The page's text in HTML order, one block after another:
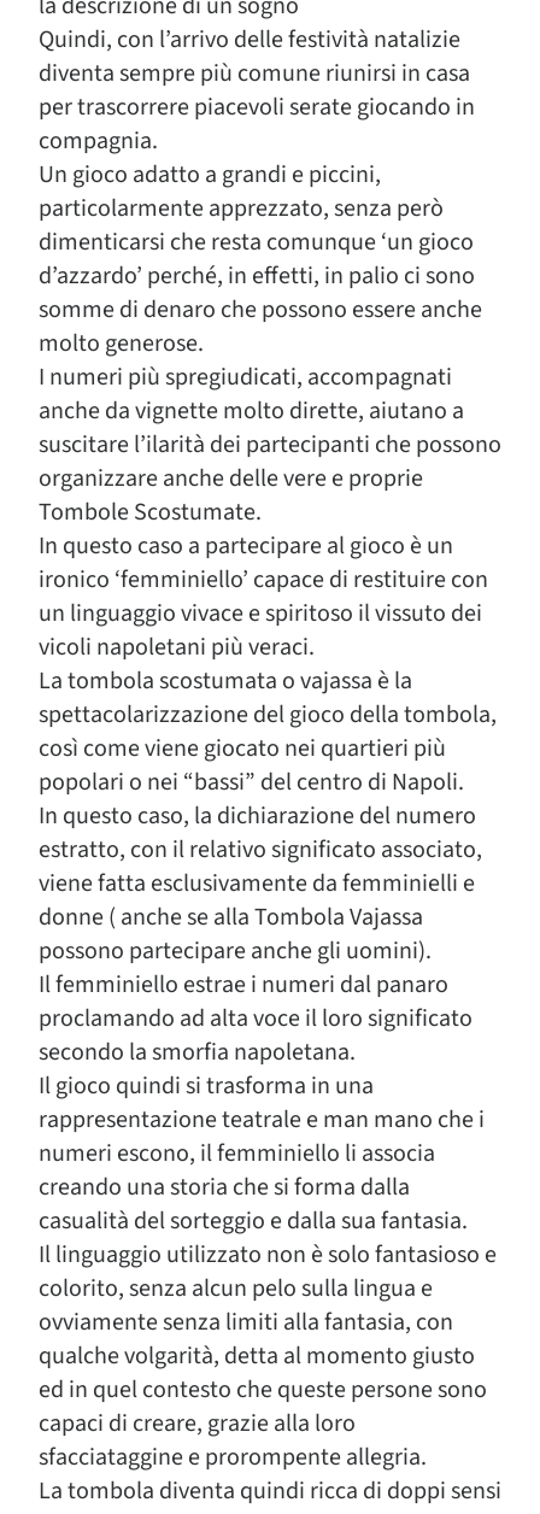
Quindi, con l’arrivo delle festività natalizie
diventa sempre più comune riunirsi in casa
per trascorrere piacevoli serate giocando in
compagnia.
Un gioco adatto a grandi e piccini,
particolarmente apprezzato, senza però
dimenticarsi che resta comunque ‘un gioco
d’azzardo’ perché, in effetti, in palio ci sono
somme di denaro che possono essere anche
molto generose.
I numeri più spregiudicati, accompagnati
anche da vignette molto dirette, aiutano a
suscitare l’ilarità dei partecipanti che possono
organizzare anche delle vere e proprie
Tombole Scostumate.
In questo caso a partecipare al gioco è un
ironico ‘femminiello’ capace di restituire con
un linguaggio vivace e spiritoso il vissuto dei
vicoli napoletani più veraci.
La tombola scostumata o vajassa è la
spettacolarizzazione del gioco della tombola,
così come viene giocato nei quartieri più
popolari o nei “bassi” del centro di Napoli.
In questo caso, la dichiarazione del numero
estratto, con il relativo significato associato,
viene fatta esclusivamente da femminielli e
donne ( anche se alla Tombola Vajassa
possono partecipare anche gli uomini).
Il femminiello estrae i numeri dal panaro
proclamando ad alta voce il loro significato
secondo la smorfia napoletana.
Il gioco quindi si trasforma in una
rappresentazione teatrale e man mano che i
numeri escono, il femminiello li associa
creando una storia che si forma dalla
casualità del sorteggio e dalla sua fantasia.
Il linguaggio utilizzato non è solo fantasioso e
colorito, senza alcun pelo sulla lingua e
ovviamente senza limiti alla fantasia, con
qualche volgarità, detta al momento giusto
ed in quel contesto che queste persone sono
capaci di creare, grazie alla loro
sfacciataggine e prorompente allegria.
La tombola diventa quindi ricca di doppi sensi